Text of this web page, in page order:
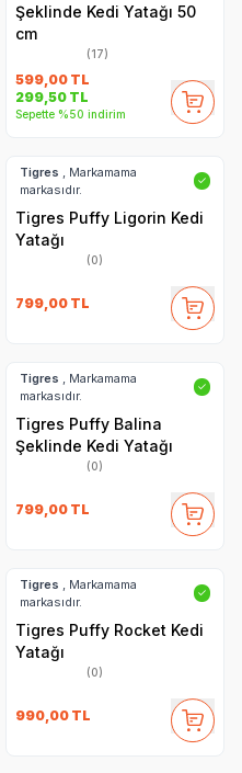
Şeklinde Kedi Yatağı 50
cm
(17)
599,00 TL
299,50 TL
Sepette %50 indirim
Tigres
, Markamama
markasıdır.
✓
Tigres Puffy Ligorin Kedi
Yatağı
(0)
799,00 TL
Tigres
, Markamama
markasıdır.
✓
Tigres Puffy Balina
Şeklinde Kedi Yatağı
(0)
799,00 TL
Tigres
, Markamama
markasıdır.
✓
Tigres Puffy Rocket Kedi
Yatağı
(0)
990,00 TL